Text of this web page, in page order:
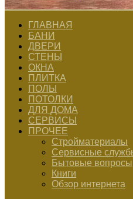
ГЛАВНАЯ
БАНИ
ДВЕРИ
СТЕНЫ
ОКНА
ПЛИТКА
ПОЛЫ
ПОТОЛКИ
ДЛЯ ДОМА
СЕРВИСЫ
ПРОЧЕЕ
Стройматериалы
Сервисные
Бытовые вопросы
Книги
Обзор интернета